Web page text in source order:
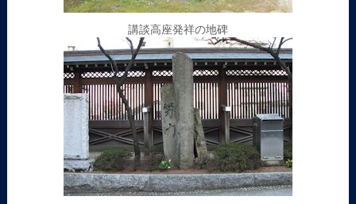
講談高座発祥の地碑